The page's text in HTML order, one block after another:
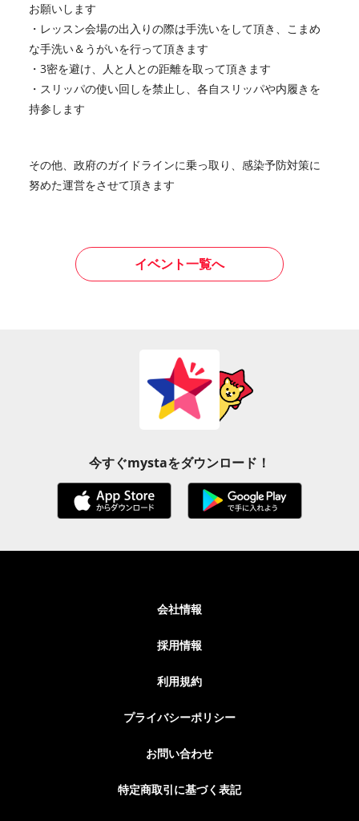
お願いします
・レッスン会場の出入りの際は手洗いをして頂き、こまめ
な手洗い＆うがいを行って頂きます
・3密を避け、人と人との距離を取って頂きます
・スリッパの使い回しを禁止し、各自スリッパや内履きを
持参します
その他、政府のガイドラインに乗っ取り、感染予防対策に
努めた運営をさせて頂きます
イベント一覧へ
今すぐmystaをダウンロード！
会社情報
採用情報
利用規約
プライバシーポリシー
お問い合わせ
特定商取引に基づく表記